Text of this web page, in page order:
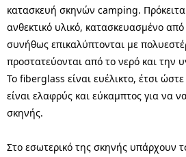
κατασκευή σκηνών camping.
ανθεκτικό υλικό, κατασκευασμένο
συνήθως επικαλύπτονται με
προστατεύονται από το νερό και την
Το fiberglass είναι ευέλικτο, έτσι
είναι ελαφρύς και εύκαμπτος για να
σκηνής.
Στο εσωτερικό της σκηνής υπάρχουν